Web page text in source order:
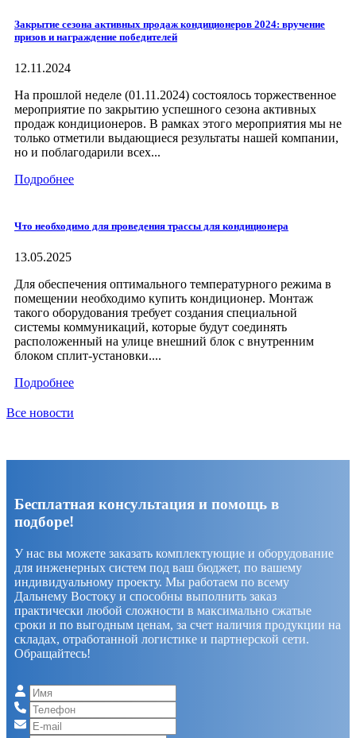
Закрытие сезона активных продаж кондиционеров 2024: вручение
призов и награждение победителей
12.11.2024
На прошлой неделе (01.11.2024) состоялось торжественное
мероприятие по закрытию успешного сезона активных
продаж кондиционеров. В рамках этого мероприятия мы не
только отметили выдающиеся результаты нашей компании,
но и поблагодарили всех...
Подробнее
Что необходимо для проведения трассы для кондиционера
13.05.2025
Для обеспечения оптимального температурного режима в
помещении необходимо купить кондиционер. Монтаж
такого оборудования требует создания специальной
системы коммуникаций, которые будут соединять
расположенный на улице внешний блок с внутренним
блоком сплит-установки....
Подробнее
Все новости
Бесплатная консультация и помощь в
подборе!
У нас вы можете заказать комплектующие и оборудование
для инженерных систем под ваш бюджет, по вашему
индивидуальному проекту. Мы работаем по всему
Дальнему Востоку и способны выполнить заказ
практически любой сложности в максимально сжатые
сроки и по выгодным ценам, за счет наличия продукции на
складах, отработанной логистике и партнерской сети.
Обращайтесь!